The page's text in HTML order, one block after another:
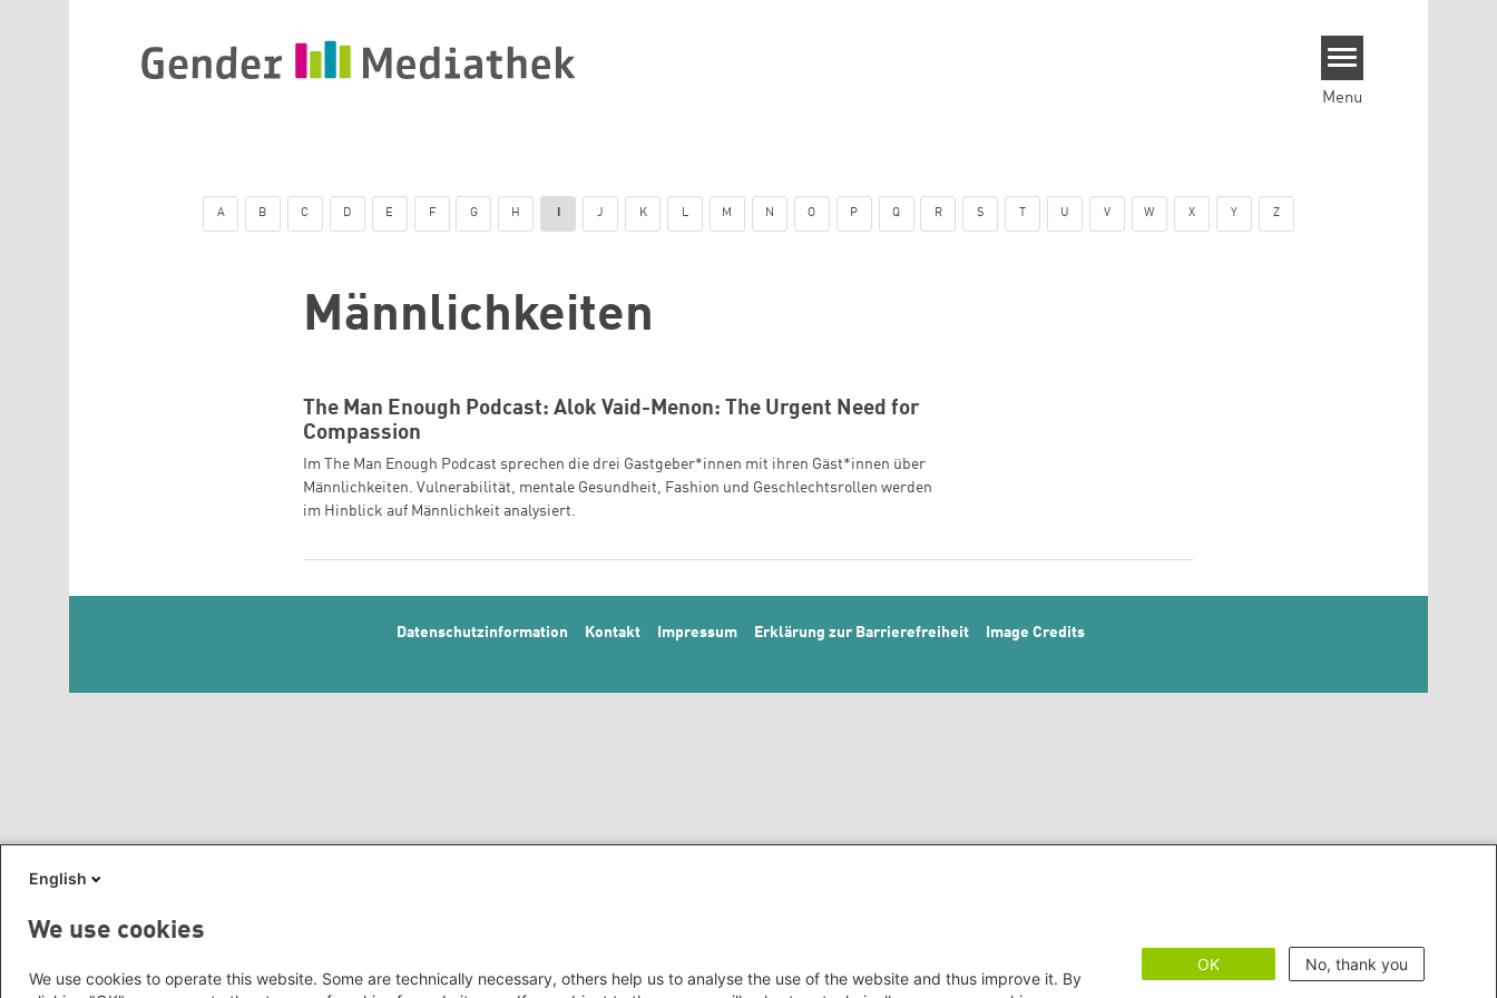
Menu
A B C D E F G H J K L M N O P Q R S U V W X Y Z
Männlichkeiten
The Man Enough Podcast: Alok Vaid-Menon: The Urgent Need for
Compassion
Im The Man Enough Podcast sprechen die drei Gastgeber*innen mit ihren Gäst*innen über
Männlichkeiten. Vulnerabilität, mentale Gesundheit, Fashion und Geschlechtsrollen werden
im Hinblick auf Männlichkeit analysiert.
Footer menu
Datenschutzinformation Kontakt Impressum Erklärung zur Barrierefreiheit Image Credits
English
We use cookies
We use cookies to operate this website. Some are technically necessary, others help us to analyse the use of the website and thus improve it. By
OK No, thank you